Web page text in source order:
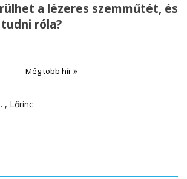
a lézeres szemműtét, és
róla?
Még több hír
, Lőrinc